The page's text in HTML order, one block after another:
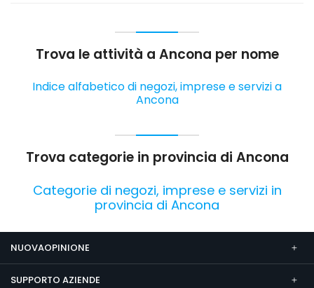
Trova le attività a Ancona per nome
Indice alfabetico di negozi, imprese e servizi a
Ancona
Trova categorie in provincia di Ancona
Categorie di negozi, imprese e servizi in
provincia di Ancona
NUOVAOPINIONE
SUPPORTO AZIENDE